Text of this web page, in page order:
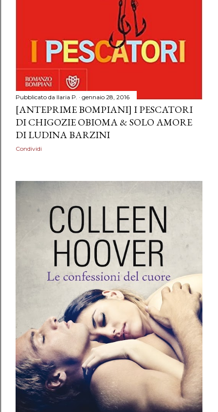
Pubblicato da Ilaria P. gennaio 28, 2016
[ANTEPRIME BOMPIANI] I PESCATORI
DI CHIGOZIE OBIOMA & SOLO AMORE
DI LUDINA BARZINI
Condividi